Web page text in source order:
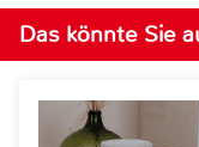
Das könnte Sie